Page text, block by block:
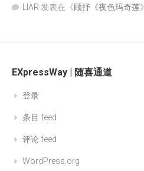
LIAR 发表在《顾抒《夜色玛奇莲》
EXpressWay | 随喜通道
登录
条目 feed
评论 feed
WordPress.org